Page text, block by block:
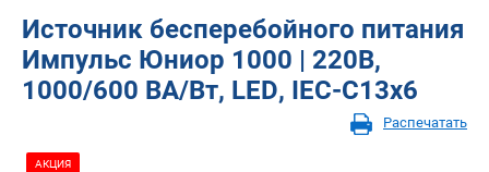
Источник бесперебойного питания
Импульс Юниор 1000 | 220В,
1000/600 ВА/Вт, LED, IEC-C13x6
Распечатать
АКЦИЯ